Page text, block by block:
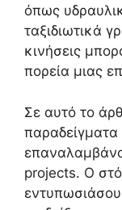
όπως
ταξιδιωτικά
κινήσεις
πορεία μιας
Σε αυτό το
παραδείγματα
projects. Ο